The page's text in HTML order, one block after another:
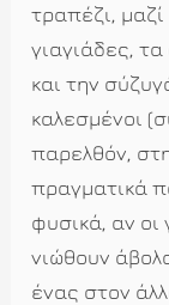
τραπέζι,
γιαγιάδες,
και την
καλεσμένοι
παρελθόν,
πραγματικά
φυσικά, αν οι
νιώθουν
ένας στον